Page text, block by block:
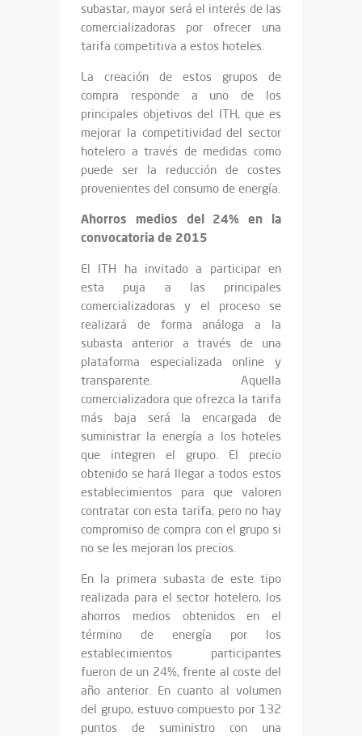
subastar, mayor será el interés de las
comercializadoras por ofrecer una
tarifa competitiva a estos hoteles.
La creación de estos grupos de
compra responde a uno de los
principales objetivos del ITH, que es
mejorar la competitividad del sector
hotelero a través de medidas como
puede ser la reducción de costes
provenientes del consumo de energía.
Ahorros medios del 24% en la
convocatoria de 2015
El ITH ha invitado a participar en
esta puja a las principales
comercializadoras y el proceso se
realizará de forma análoga a la
subasta anterior a través de una
plataforma especializada online y
transparente. Aquella
comercializadora que ofrezca la tarifa
más baja será la encargada de
suministrar la energía a los hoteles
que integren el grupo. El precio
obtenido se hará llegar a todos estos
establecimientos para que valoren
contratar con esta tarifa, pero no hay
compromiso de compra con el grupo si
no se les mejoran los precios.
En la primera subasta de este tipo
realizada para el sector hotelero, los
ahorros medios obtenidos en el
término de energía por los
establecimientos participantes
fueron de un 24%, frente al coste del
año anterior. En cuanto al volumen
del grupo, estuvo compuesto por 132
puntos de suministro con una